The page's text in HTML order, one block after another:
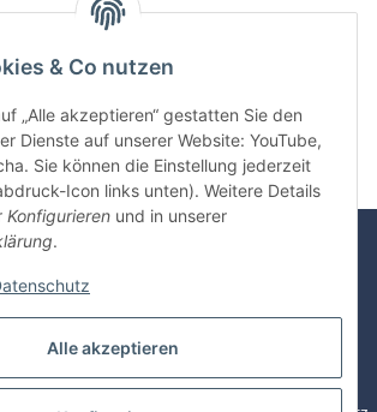
& Co nutzen
„Alle akzeptieren“ gestatten Sie den
Dienste auf unserer Website: YouTube,
Sie können die Einstellung jederzeit
Icon links unten). Weitere Details
Konfigurieren und in unserer
.
Alle akzeptieren